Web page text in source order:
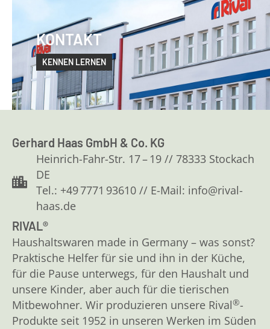
KONTAKT
KENNEN LERNEN
Gerhard Haas GmbH & Co. KG
Heinrich-Fahr-Str. 17 – 19 // 78333 Stockach
DE
Tel.: +49 7771 93610 // E-Mail: info@rival-
haas.de
RIVAL®
Haushaltswaren made in Germany – was sonst?
Praktische Helfer für sie und ihn in der Küche,
für die Pause unterwegs, für den Haushalt und
unsere Kinder, aber auch für die tierischen
Mitbewohner. Wir produzieren unsere Rival®-
Produkte seit 1952 in unseren Werken im Süden